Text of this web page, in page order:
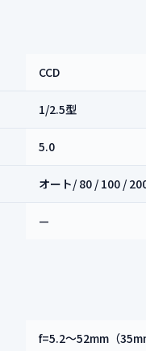
CCD
1/2.5型
5.0
オート/ 80 / 100 /
—
f=5.2～52mm（